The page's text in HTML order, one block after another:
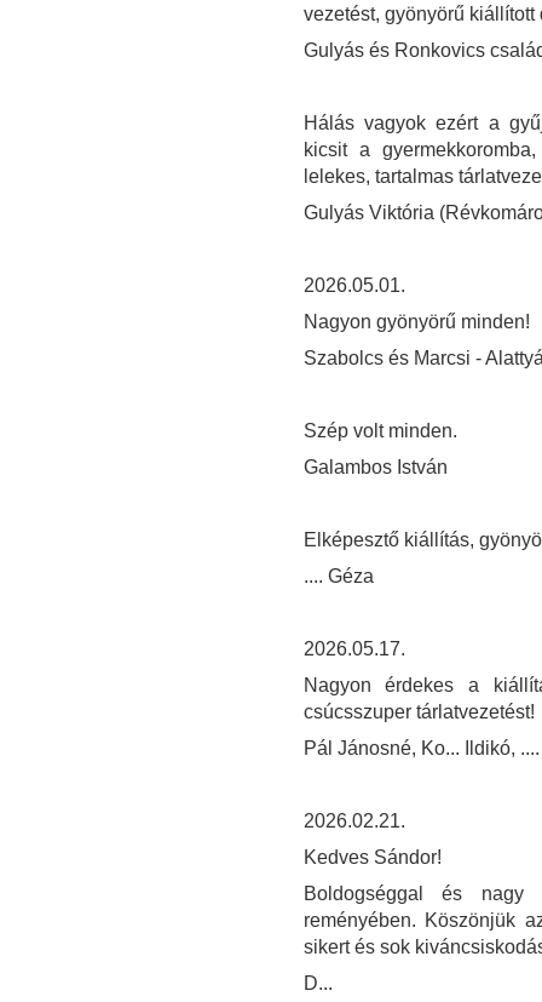
vezetést, gyönyörű
Gulyás és Ronkovics
Hálás vagyok ezért a
kicsit a
lelekes, tartalmas
Gulyás Viktória
2026.05.01.
Nagyon gyönyörű minden!
Szabolcs és Marcsi -
Szép volt minden.
Galambos István
Elképesztő kiállítás,
.... Géza
2026.05.17.
Nagyon érdekes a
csúcsszuper tárlatvezetést!
Pál Jánosné, Ko... Ildikó,
2026.02.21.
Kedves Sándor!
Boldogséggal és nagy
reményében. Köszönjük
sikert és sok
D...